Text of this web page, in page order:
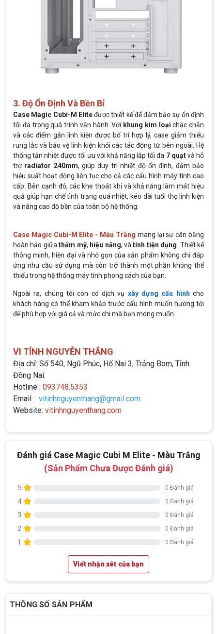
3. Độ Ổn Định Và Bền Bỉ
Case Magic Cubi-M Eliteđược thiết kế để đảm bảo sự ổn định
tối đa trong quá trình vận hành. Với khung kim loại chắc chắn
và các điểm gắn linh kiện được bố trí hợp lý, case giảm thiểu
rung lắc và bảo vệ linh kiện khỏi các tác động từ bên ngoài. Hệ
thống tản nhiệt được tối ưu với khả năng lắp tối đa 7 quạtvà hỗ
trợradiator 240mm, giúp duy trì nhiệt độ ổn định, đảm bảo
hiệu suất hoạt động liên tục cho cả các cấu hình máy tính cao
cấp. Bên cạnh đó, các khe thoát khí và khả năng làm mát hiệu
quả giúp hạn chế tình trạng quá nhiệt, kéo dài tuổi thọ linh kiện
và nâng cao độ bền của toàn bộ hệ thống.
Case Magic Cubi-M Elite - Màu Trắng mang lại sự cân bằng
hoàn hảo giữathẩm mỹ, hiệu năng, vàtính tiện dụng . Thiết kế
thông minh, hiện đại và nhỏ gọn của sản phẩm không chỉ đáp
ứng nhu cầu sử dụng mà còn trở thành một phần không thể
thiếu trong hệ thống máy tính phong cách của bạn.
Ngoài ra, chúng tôi còn có dịch vụ xây dựng cấu hình cho
khách hàng có thể kham khảo trước cấu hình muốn hướng tới
để phù hợp với giá cả và mức chi mà bạn mong muốn.
VI TÍNH NGUYỄN THẮNG
Địa chỉ: Số 540, Ngũ Phúc, Hố Nai 3, Trảng Bom, Tỉnh
Đồng Nai.
Hotline : 093748.5353
Email : vitinhnguyenthang@gmail.com
Website: vitinhnguyenthang.com
Đánh giá Case Magic Cubi M Elite - Màu Trắng
(Sản Phẩm Chưa Được Đánh giá)
5 0 Đánh giá
4 0 Đánh giá
3 0 Đánh giá
2 0 Đánh giá
1 0 Đánh giá
Viết nhận xét của bạn
THÔNG SỐ SẢN PHẨM